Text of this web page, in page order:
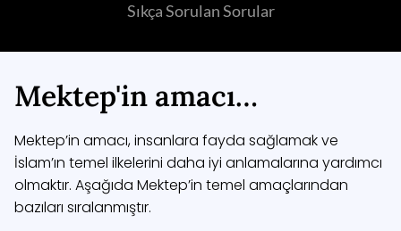
Sıkça Sorulan Sorular
Mektep'in amacı…
Mektep’in amacı, insanlara fayda sağlamak ve
İslam’ın temel ilkelerini daha iyi anlamalarına yardımcı
olmaktır. Aşağıda Mektep’in temel amaçlarından
bazıları sıralanmıştır.